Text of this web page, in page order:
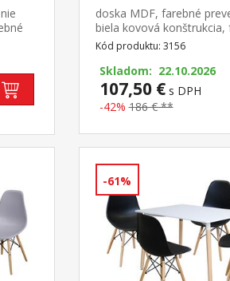
doska MDF, farebné
biela kovová konštrukcia,
prevedenie biela okrúhle
materiál masív buk
plastové klzáky s
krytkou
Kód produktu: 3156
Skladom: 22.10.2026
107,50 €s DPH
-42% 186 € **
-61%